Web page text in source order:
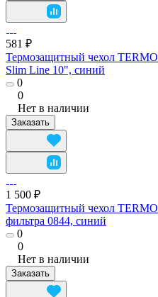
581 ₽
Термозащитный чехол
Slim Line 10", синий
0
0
Нет в наличии
Заказать
1 500 ₽
Термозащитный чехол
фильтра 0844, синий
0
0
Нет в наличии
Заказать